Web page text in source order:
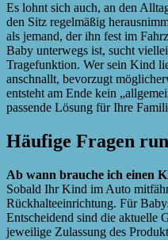
Es lohnt sich auch, an den
den Sitz regelmäßig
als jemand, der ihn fest im
Baby unterwegs ist, sucht
Tragefunktion. Wer sein Kind
anschnallt, bevorzugt
entsteht am Ende kein
passende Lösung für Ihre
Häufige Fragen
Ab wann brauche ich einen
Sobald Ihr Kind im Auto
Rückhalteeinrichtung. Für
Entscheidend sind die aktuelle
jeweilige Zulassung des